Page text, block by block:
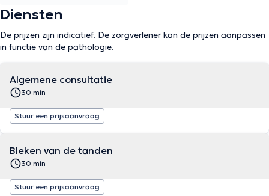
Diensten
De prijzen zijn indicatief. De zorgverlener kan de prijzen aanpassen
in functie van de pathologie.
Algemene consultatie
30 min
Stuur een prijsaanvraag
Bleken van de tanden
30 min
Stuur een prijsaanvraag